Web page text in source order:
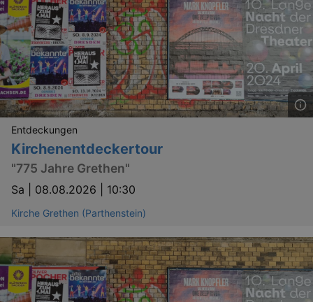
Entdeckungen
Kirchenentdeckertour
"775 Jahre Grethen"
Sa | 08.08.2026 | 10:30
Kirche Grethen (Parthenstein)